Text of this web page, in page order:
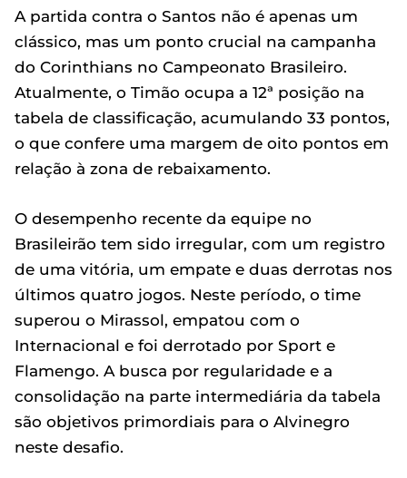
A partida contra o Santos não é apenas um
clássico, mas um ponto crucial na campanha
do Corinthians no Campeonato Brasileiro.
Atualmente, o Timão ocupa a 12ª posição na
tabela de classificação, acumulando 33 pontos,
o que confere uma margem de oito pontos em
relação à zona de rebaixamento.
O desempenho recente da equipe no
Brasileirão tem sido irregular, com um registro
de uma vitória, um empate e duas derrotas nos
últimos quatro jogos. Neste período, o time
superou o Mirassol, empatou com o
Internacional e foi derrotado por Sport e
Flamengo. A busca por regularidade e a
consolidação na parte intermediária da tabela
são objetivos primordiais para o Alvinegro
neste desafio.